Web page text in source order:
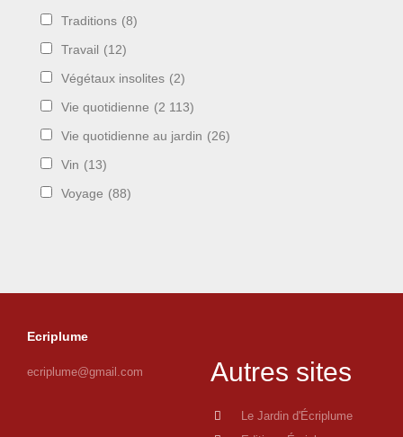
Traditions (8)
Travail (12)
Végétaux insolites (2)
Vie quotidienne (2 113)
Vie quotidienne au jardin (26)
Vin (13)
Voyage (88)
Ecriplume
ecriplume@gmail.com Autres sites
Le Jardin d'Écriplume